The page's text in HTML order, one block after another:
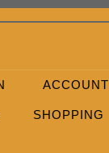
ACCOUNT
SHOPPING